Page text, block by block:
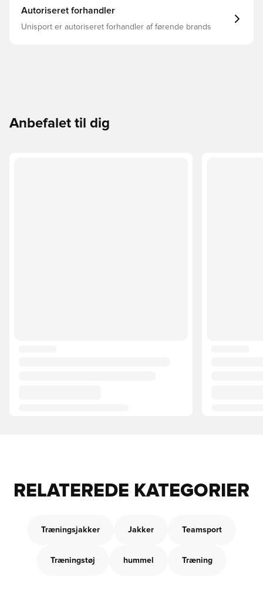
Autoriseret forhandler
Unisport er autoriseret forhandler af førende brands
Anbefalet til dig
RELATEREDE KATEGORIER
Træningsjakker Jakker Teamsport
Træningstøj hummel Træning